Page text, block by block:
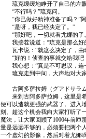
琉克缓缓地睁开了自己的左眼
“不行吗？”琉克问。
“你已做好精神准备了吗？”阿
“是呀，我已经决定了。”
“那好吧，一切就看尤娜的了
我接茬说道：“琉克是那么好
瓦卡说：“就这么决定了，由
“好的！侦查的事就交给我吧
我心想：“真是不可思议，连
琉克走到中间，大声地对大家
古阿多萨拉姆（グアドサラム
来到古阿多萨拉姆，这里是希
便可以造就更强的武器了。进入
刻。趁这个机会我向大家打听了
魔法，让大家回顾了1000年前匝
量是远远不够的，必须要把两个
一个虚幻的影像，然后对着尤娜